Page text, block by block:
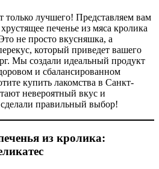
только лучшего! Представляем вам
печенье из мяса кролика
не просто вкусняшка, а
который приведет вашего
Мы создали идеальный продукт
и сбалансированном
купить лакомства в Санкт-
невероятный вкус и
правильный выбор!
из кролика: